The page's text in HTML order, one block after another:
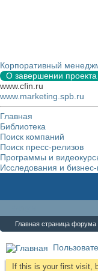
Корпоративный
О завершении проекта
www.cfin.ru
www.marketing.spb.ru
Главная
Библиотека
Поиск компаний
Поиск пресс-релизов
Программы и
Исследования и
Главная страница форума
If this is your first visit,